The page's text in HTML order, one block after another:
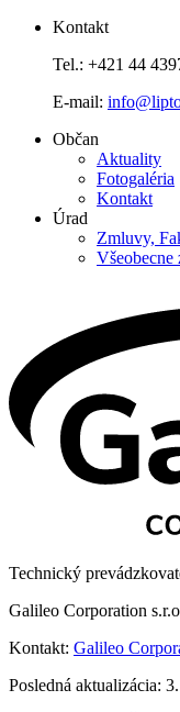
Kontakt
Tel.: +421 44
E-mail:
Občan
Aktuality
Fotogaléria
Kontakt
Úrad
Zmluvy,
Všeobecne
Technický
Galileo Corporation
Kontakt: Galileo
Posledná aktualizácia: